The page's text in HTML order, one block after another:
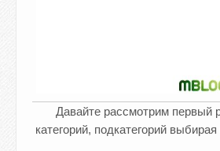
Давайте рассмотрим первый
категорий, подкатегорий